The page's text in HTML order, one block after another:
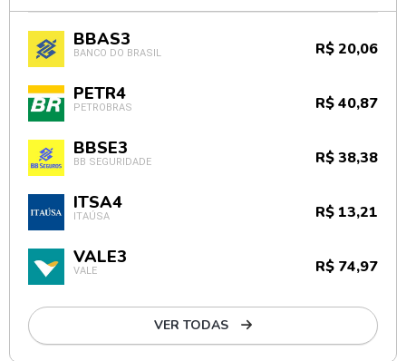
BBAS3
BANCO DO BRASIL R$ 20,06
PETR4
PETROBRAS R$ 40,87
BBSE3
BB SEGURIDADE R$ 38,38
ITSA4
ITAÚSA R$ 13,21
VALE3
VALE R$ 74,97
VER TODAS